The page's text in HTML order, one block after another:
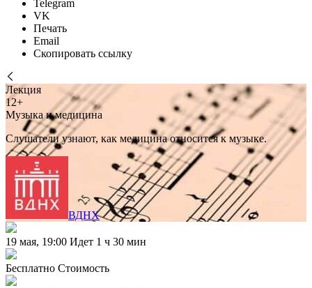
Telegram
VK
Печать
Email
Скопировать ссылку
Лекция
12+
Музыка и медицина
Слушатели узнают, как медицина относится к музыке.
ВДНХ
19 мая, 19:00 Идет 1 ч 30 мин
Бесплатно Стоимость